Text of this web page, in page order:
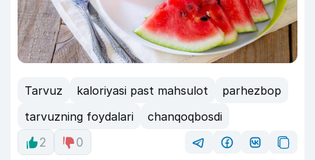
Tarvuz kaloriyasi past mahsulot
parhezbop
tarvuzning foydalari
chanqoqbosdi
2
0